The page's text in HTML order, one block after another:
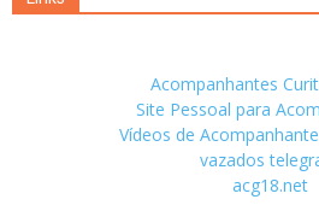
Acompanhantes
Site Pessoal para
Vídeos de
vazados
acg18.net